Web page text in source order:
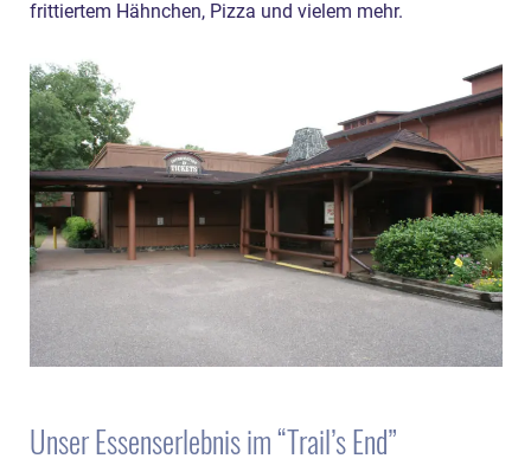
frittiertem Hähnchen, Pizza und vielem mehr.
Unser Essenserlebnis im “Trail’s End”